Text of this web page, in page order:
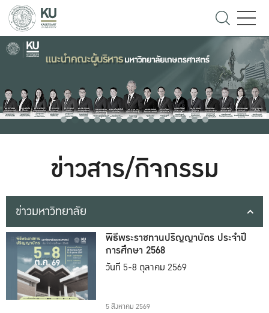
ข่าวสาร/กิจกรรม
ข่าวมหาวิทยาลัย
พิธีพระราชทานปริญญาบัตร ประจำปี
การศึกษา 2568
วันที่ 5-8 ตุลาคม 2569
5 สิงหาคม 2569